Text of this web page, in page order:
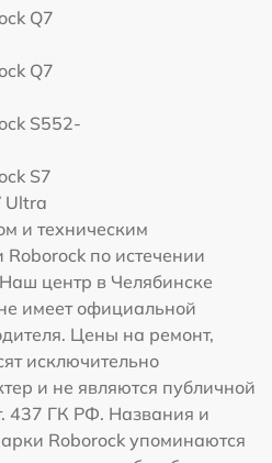
Q7
Q7
S552-
S7
Ultra
и техническим
по истечении
центр в Челябинске
имеет официальной
Цены на ремонт,
исключительно
и не являются публичной
437 ГК РФ. Названия и
Roborock упоминаются